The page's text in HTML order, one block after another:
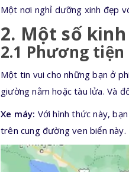
Một nơi nghỉ dưỡng xinh đẹp
2. Một số
2.1 Phương tiện
Một tin vui cho những bạn ở
giường nằm hoặc tàu lửa. Và
Xe máy: Với hình thức này,
trên cung đường ven biển này.